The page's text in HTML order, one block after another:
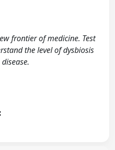
frontier of medicine. Test
the level of dysbiosis